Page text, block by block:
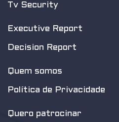
Tv Security
Executive Report
Decision Report
Quem somos
Política de Privacidade
Quero patrocinar